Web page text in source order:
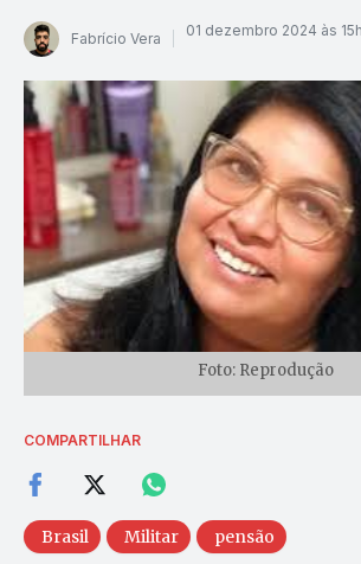
Fabrício Vera 01 dezembro 2024 às
Foto: Reprodução
COMPARTILHAR
Brasil Militar pensão